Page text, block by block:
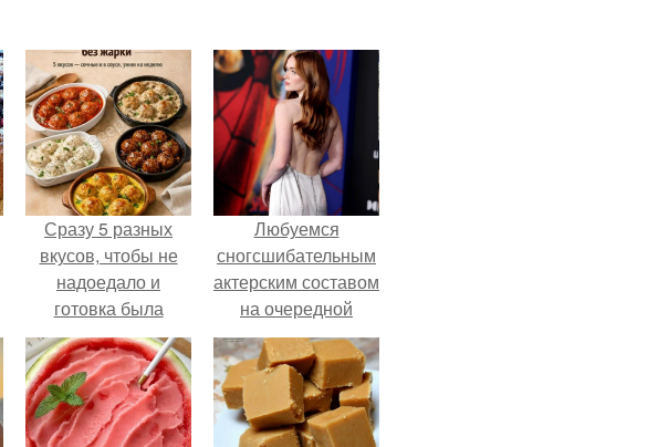
Сразу 5 разных
вкусов, чтобы не
надоедало и
готовка была
проще.
Любуемся
сногсшибательным
актерским составом
на очередной
премьере нового
человека - паука.